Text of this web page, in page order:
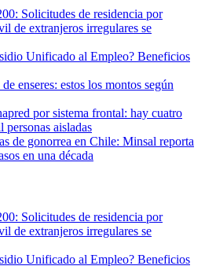
Solicitudes de residencia por
de extranjeros irregulares se
Unificado al Empleo? Beneficios
enseres: estos los montos según
por sistema frontal: hay cuatro
personas aisladas
de gonorrea en Chile: Minsal reporta
en una década
Solicitudes de residencia por
de extranjeros irregulares se
Unificado al Empleo? Beneficios